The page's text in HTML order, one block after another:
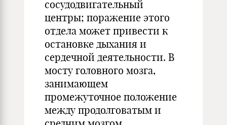
сосудодвигательный
центры; поражение этого
отдела может привести к
остановке дыхания и
сердечной деятельности. В
мосту головного мозга,
занимающем
промежуточное положение
между продолговатым и